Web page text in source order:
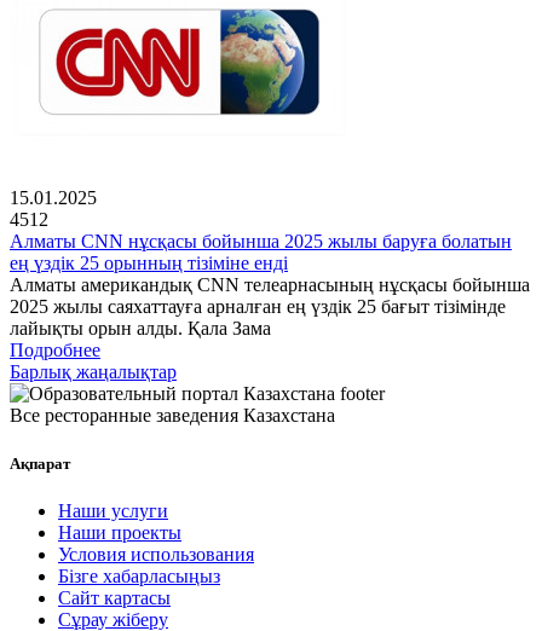
15.01.2025
4512
Алматы CNN нұсқасы бойынша 2025 жылы баруға болатын
ең үздік 25 орынның тізіміне енді
Алматы американдық CNN телеарнасының нұсқасы бойынша
2025 жылы саяхаттауға арналған ең үздік 25 бағыт тізімінде
лайықты орын алды. Қала Зама
Подробнее
Барлық жаңалықтар
Все ресторанные заведения Казахстана
Ақпарат
Наши услуги
Наши проекты
Условия использования
Бізге хабарласыңыз
Сайт картасы
Сұрау жіберу